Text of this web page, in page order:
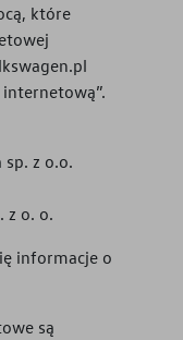
które
sp. z o.o.
z o. o.
informacje o
są